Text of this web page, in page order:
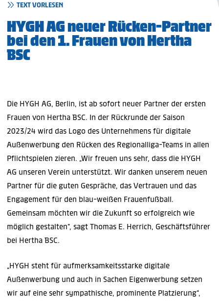
TEXT VORLESEN
HYGH AG neuer Rücken-Partner
bei den 1. Frauen von Hertha
BSC
Die HYGH AG, Berlin, ist ab sofort neuer Partner der ersten
Frauen von Hertha BSC. In der Rückrunde der Saison
2023/24 wird das Logo des Unternehmens für digitale
Außenwerbung den Rücken des Regionalliga-Teams in allen
Pflichtspielen zieren. „Wir freuen uns sehr, dass die HYGH
AG unseren Verein unterstützt. Wir danken unserem neuen
Partner für die guten Gespräche, das Vertrauen und das
Engagement für den blau-weißen Frauenfußball.
Gemeinsam möchten wir die Zukunft so erfolgreich wie
möglich gestalten“, sagt Thomas E. Herrich, Geschäftsführer
bei Hertha BSC.
„HYGH steht für aufmerksamkeitsstarke digitale
Außenwerbung und auch in Sachen Eigenwerbung setzen
wir auf eine sehr sympathische, prominente Platzierung“,